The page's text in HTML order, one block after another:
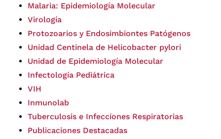
Malaria: Epidemiología Molecular
Virología
Protozoarios y Endosimbiontes Patógenos
Unidad Centinela de Helicobacter pylori
Unidad de Epidemiología Molecular
Infectología Pediátrica
VIH
Inmunolab
Tuberculosis e Infecciones Respiratorias
Publicaciones Destacadas